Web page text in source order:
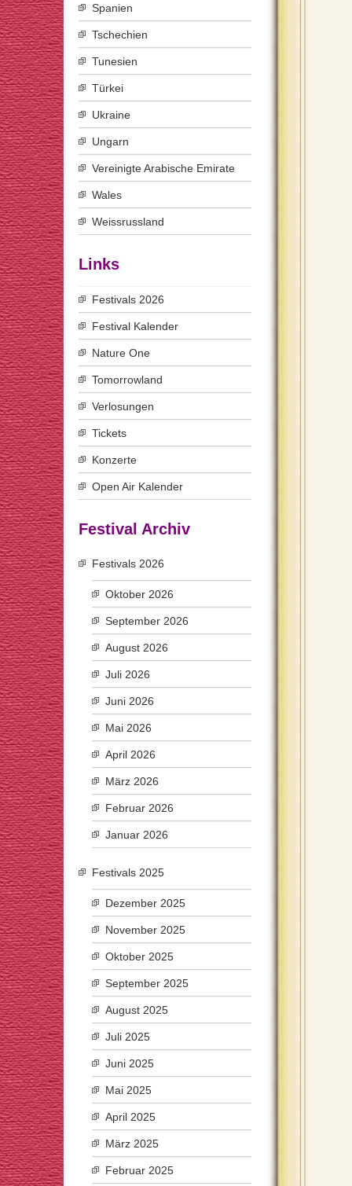
Spanien
Tschechien
Tunesien
Türkei
Ukraine
Ungarn
Vereinigte Arabische Emirate
Wales
Weissrussland
Links
Festivals 2026
Festival Kalender
Nature One
Tomorrowland
Verlosungen
Tickets
Konzerte
Open Air Kalender
Festival Archiv
Festivals 2026
Oktober 2026
September 2026
August 2026
Juli 2026
Juni 2026
Mai 2026
April 2026
März 2026
Februar 2026
Januar 2026
Festivals 2025
Dezember 2025
November 2025
Oktober 2025
September 2025
August 2025
Juli 2025
Juni 2025
Mai 2025
April 2025
März 2025
Februar 2025